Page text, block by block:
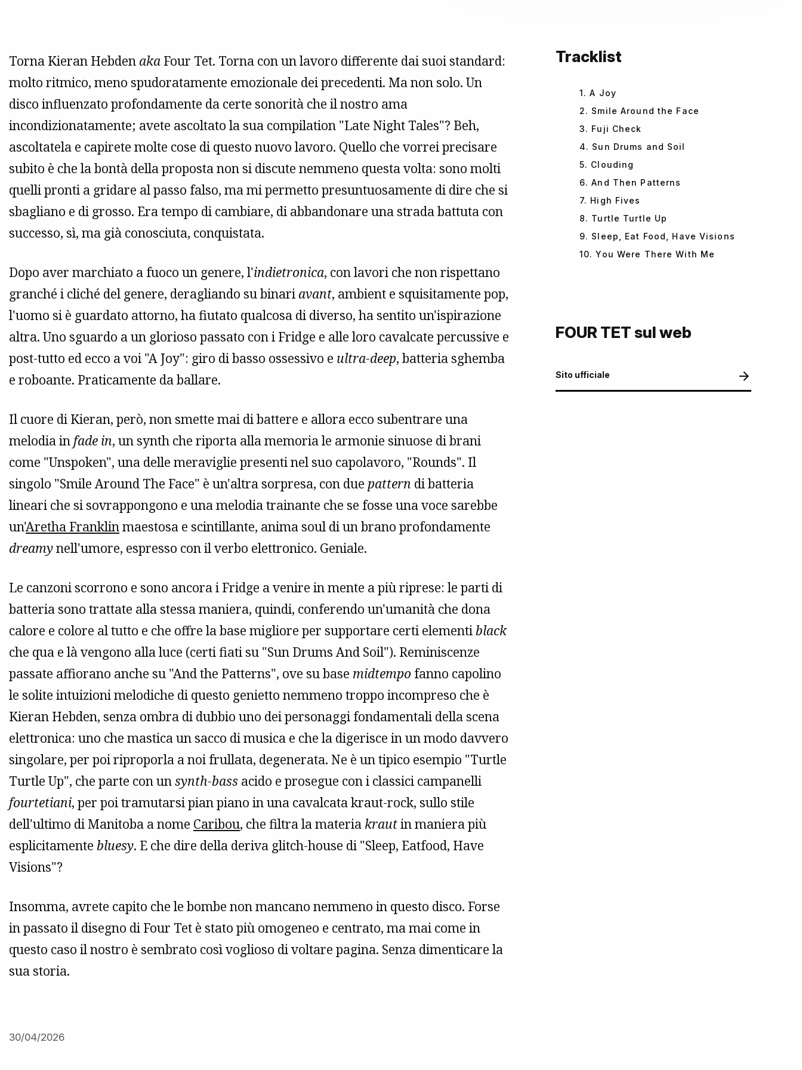
Torna Kieran Hebden aka Four Tet. Torna con un lavoro differente dai suoi standard:
molto ritmico, meno spudoratamente emozionale dei precedenti. Ma non solo. Un
disco influenzato profondamente da certe sonorità che il nostro ama
incondizionatamente; avete ascoltato la sua compilation "Late Night Tales"? Beh,
ascoltatela e capirete molte cose di questo nuovo lavoro. Quello che vorrei precisare
subito è che la bontà della proposta non si discute nemmeno questa volta: sono molti
quelli pronti a gridare al passo falso, ma mi permetto presuntuosamente di dire che si
sbagliano e di grosso. Era tempo di cambiare, di abbandonare una strada battuta con
successo, sì, ma già conosciuta, conquistata.
Dopo aver marchiato a fuoco un genere, l'indietronica, con lavori che non rispettano
granché i cliché del genere, deragliando su binari avant, ambient e squisitamente pop,
l'uomo si è guardato attorno, ha fiutato qualcosa di diverso, ha sentito un'ispirazione
altra. Uno sguardo a un glorioso passato con i Fridge e alle loro cavalcate percussive e
post-tutto ed ecco a voi "A Joy": giro di basso ossessivo e ultra-deep, batteria sghemba
e roboante. Praticamente da ballare.
Il cuore di Kieran, però, non smette mai di battere e allora ecco subentrare una
melodia in fade in, un synth che riporta alla memoria le armonie sinuose di brani
come "Unspoken", una delle meraviglie presenti nel suo capolavoro, "Rounds". Il
singolo "Smile Around The Face" è un'altra sorpresa, con due pattern di batteria
lineari che si sovrappongono e una melodia trainante che se fosse una voce sarebbe
un'Aretha Franklinmaestosa e scintillante, anima soul di un brano profondamente
dreamynell'umore, espresso con il verbo elettronico. Geniale.
Le canzoni scorrono e sono ancora i Fridge a venire in mente a più riprese: le parti di
batteria sono trattate alla stessa maniera, quindi, conferendo un'umanità che dona
calore e colore al tutto e che offre la base migliore per supportare certi elementiblack
che qua e là vengono alla luce (certi fiati su "Sun Drums And Soil"). Reminiscenze
passate affiorano anche su "And the Patterns", ove su base midtempo fanno capolino
le solite intuizioni melodiche di questo genietto nemmeno troppo incompreso che è
Kieran Hebden, senza ombra di dubbio uno dei personaggi fondamentali della scena
elettronica: uno che mastica un sacco di musica e che la digerisce in un modo davvero
singolare, per poi riproporla a noi frullata, degenerata. Ne è un tipico esempio "Turtle
Turtle Up", che parte con unsynth-bass acido e prosegue con i classici campanelli
fourtetiani, per poi tramutarsi pian piano in una cavalcata kraut-rock, sullo stile
dell'ultimo di Manitoba a nome Caribou, che filtra la materia krautin maniera più
esplicitamente bluesy. E che dire della deriva glitch-house di "Sleep, Eatfood, Have
Visions"?
Insomma, avrete capito che le bombe non mancano nemmeno in questo disco. Forse
in passato il disegno di Four Tet è stato più omogeneo e centrato, ma mai come in
questo caso il nostro è sembrato così voglioso di voltare pagina. Senza dimenticare la
sua storia.
30/04/2026
Tracklist
1. A Joy
2. Smile Around the Face
3. Fuji Check
4. Sun Drums and Soil
5. Clouding
6. And Then Patterns
7. High Fives
8. Turtle Turtle Up
9. Sleep, Eat Food, Have Visions
10. You Were There With Me
FOUR TET sul web
Sito ufficiale